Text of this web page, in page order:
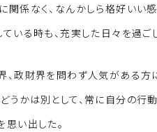
関係なく、なんかしら格好いい
ている時も、充実した日々を過ご
、政財界を問わず人気がある方
うかは別として、常に自分の行
思い出した。